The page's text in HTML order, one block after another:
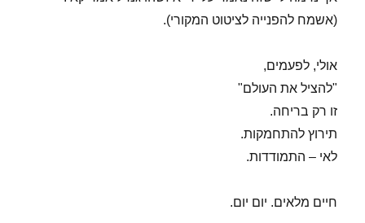
(אשמח להפנייה לציטוט המקורי).
אולי, לפעמים,
"להציל את העולם"
זו רק בריחה.
תירוץ להתחמקות.
לאי – התמודדות.
חיים מלאים. יום יום.